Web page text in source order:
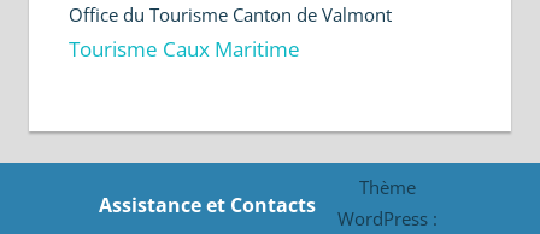
Office du Tourisme Canton de Valmont
Tourisme Caux Maritime
Assistance et Contacts
Thème
WordPress :